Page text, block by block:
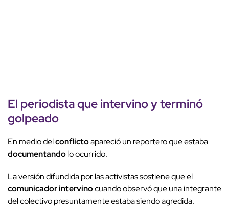
El periodistaque intervino y terminó
golpeado
En medio delconflictoapareció un reportero que estaba
documentandolo ocurrido.
La versión difundida por las activistas sostiene que el
comunicador intervinocuando observó que una integrante
del colectivo presuntamente estaba siendo agredida.